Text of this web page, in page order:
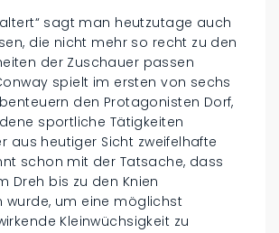
sagt man heutzutage auch
die nicht mehr so recht zu den
der Zuschauer passen
spielt im ersten von sechs
den Protagonisten Dorf,
sportliche Tätigkeiten
aus heutiger Sicht zweifelhafte
schon mit der Tatsache, dass
Dreh bis zu den Knien
wurde, um eine möglichst
Kleinwüchsigkeit zu